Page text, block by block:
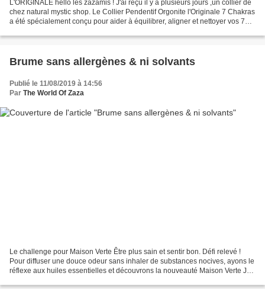
L'ORIGINALE hello les zazamis ! J'ai reçu il y a plusieurs jours ,un collier de
chez natural mystic shop. Le Collier Pendentif Orgonite l'Originale 7 Chakras
a été spécialement conçu pour aider à équilibrer, aligner et nettoyer vos 7
Brume sans allergènes & ni solvants
Publié le 11/08/2019 à 14:56
Par The World Of Zaza
Le challenge pour Maison Verte Être plus sain et sentir bon. Défi relevé !
Pour diffuser une douce odeur sans inhaler de substances nocives, ayons le
réflexe aux huiles essentielles et découvrons la nouveauté Maison Verte Je